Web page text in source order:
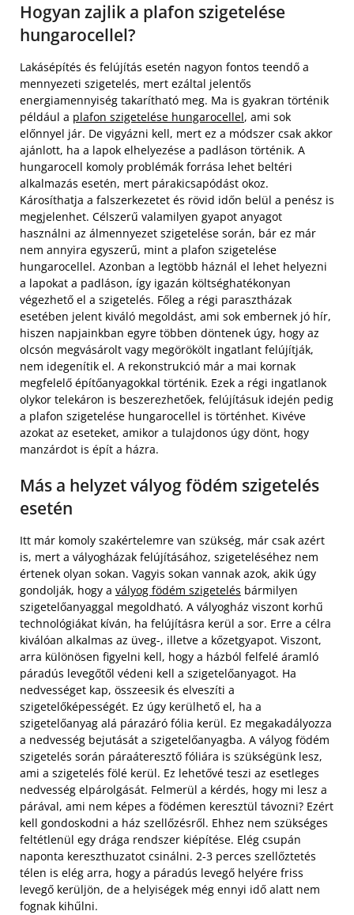
Hogyan zajlik a plafon szigetelése
hungarocellel?
Lakásépítés és felújítás esetén nagyon fontos teendő a
mennyezeti szigetelés, mert ezáltal jelentős
energiamennyiség takarítható meg. Ma is gyakran történik
például a plafon szigetelése hungarocellel, ami sok
előnnyel jár. De vigyázni kell, mert ez a módszer csak akkor
ajánlott, ha a lapok elhelyezése a padláson történik. A
hungarocell komoly problémák forrása lehet beltéri
alkalmazás esetén, mert párakicsapódást okoz.
Károsíthatja a falszerkezetet és rövid időn belül a penész is
megjelenhet. Célszerű valamilyen gyapot anyagot
használni az álmennyezet szigetelése során, bár ez már
nem annyira egyszerű, mint a plafon szigetelése
hungarocellel. Azonban a legtöbb háznál el lehet helyezni
a lapokat a padláson, így igazán költséghatékonyan
végezhető el a szigetelés. Főleg a régi parasztházak
esetében jelent kiváló megoldást, ami sok embernek jó hír,
hiszen napjainkban egyre többen döntenek úgy, hogy az
olcsón megvásárolt vagy megörökölt ingatlant felújítják,
nem idegenítik el. A rekonstrukció már a mai kornak
megfelelő építőanyagokkal történik. Ezek a régi ingatlanok
olykor telekáron is beszerezhetőek, felújításuk idején pedig
a plafon szigetelése hungarocellel is történhet. Kivéve
azokat az eseteket, amikor a tulajdonos úgy dönt, hogy
manzárdot is épít a házra.
Más a helyzet vályog födém szigetelés
esetén
Itt már komoly szakértelemre van szükség, már csak azért
is, mert a vályogházak felújításához, szigeteléséhez nem
értenek olyan sokan. Vagyis sokan vannak azok, akik úgy
gondolják, hogy a vályog födém szigetelés bármilyen
szigetelőanyaggal megoldható. A vályogház viszont korhű
technológiákat kíván, ha felújításra kerül a sor. Erre a célra
kiválóan alkalmas az üveg-, illetve a kőzetgyapot. Viszont,
arra különösen figyelni kell, hogy a házból felfelé áramló
páradús levegőtől védeni kell a szigetelőanyagot. Ha
nedvességet kap, összeesik és elveszíti a
szigetelőképességét. Ez úgy kerülhető el, ha a
szigetelőanyag alá párazáró fólia kerül. Ez megakadályozza
a nedvesség bejutását a szigetelőanyagba. A vályog födém
szigetelés során páraáteresztő fóliára is szükségünk lesz,
ami a szigetelés fölé kerül. Ez lehetővé teszi az esetleges
nedvesség elpárolgását. Felmerül a kérdés, hogy mi lesz a
párával, ami nem képes a födémen keresztül távozni? Ezért
kell gondoskodni a ház szellőzésről. Ehhez nem szükséges
feltétlenül egy drága rendszer kiépítése. Elég csupán
naponta kereszthuzatot csinálni. 2-3 perces szellőztetés
télen is elég arra, hogy a páradús levegő helyére friss
levegő kerüljön, de a helyiségek még ennyi idő alatt nem
fognak kihűlni.